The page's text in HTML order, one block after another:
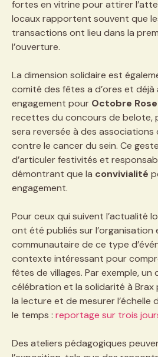
fortes en vitrine pour attirer
locaux rapportent souvent que
transactions ont lieu dans la
l’ouverture.
La dimension solidaire est
comité des fêtes a d’ores et déjà
engagement pour Octobre Rose
recettes du concours de belote,
sera reversée à des associations
contre le cancer du sein. Ce
d’articuler festivités et
démontrant que la convivialité
engagement.
Pour ceux qui suivent l’actualité
ont été publiés sur
communautaire de ce type
contexte intéressant pour
fêtes de villages. Par exemple, un
célébration et la solidarité à
la lecture et de mesurer l’échelle
le temps : reportage sur trois
Des ateliers pédagogiques